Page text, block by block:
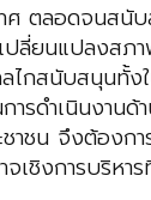
ตลอดจนสนับ
ลี่ยนแปลงสภ
สนับสนุนทั้งใ
ารดำเนินงาน
าชน จึงต้องก
เชิงการบริหา